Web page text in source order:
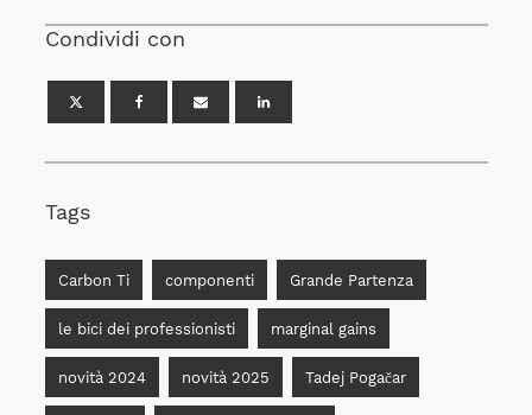
Condividi con
Tags
Carbon Ti componenti Grande Partenza
le bici dei professionisti marginal gains
novità 2024 novità 2025 Tadej Pogačar